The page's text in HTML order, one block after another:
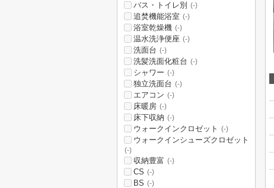
バス・トイレ別 (-)
追焚機能浴室 (-)
浴室乾燥機 (-)
温水洗浄便座 (-)
洗面台 (-)
洗髪洗面化粧台 (-)
シャワー (-)
独立洗面台 (-)
エアコン (-)
床暖房 (-)
床下収納 (-)
ウォークインクロゼット (-)
ウォークインシューズクロゼット
(-)
収納豊富 (-)
CS (-)
BS (-)